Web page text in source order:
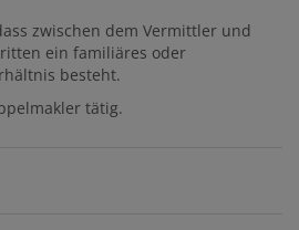
zwischen dem Vermittler und
ein familiäres oder
besteht.
tätig.